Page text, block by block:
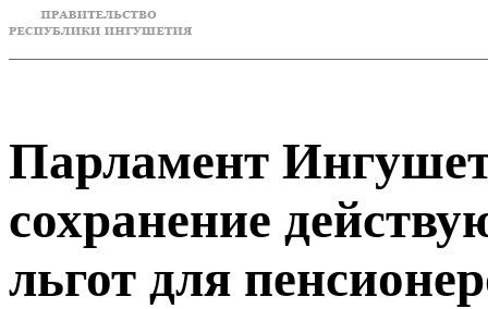
Парламент
сохранение
льгот для